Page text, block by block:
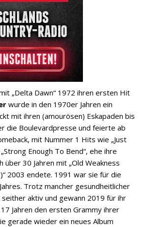
„Delta Dawn“ 1972 ihren ersten Hit
wurde in den 1970er Jahren ein
mit ihren (amourösen) Eskapaden bis
die Boulevardpresse und feierte ab
mit Nummer 1 Hits wie „Just
Enough To Bend“, ehe ihre
über 30 Jahren mit „Old Weakness
2003 endete. 1991 war sie für die
Trotz mancher gesundheitlicher
aktiv und gewann 2019 für ihr
Jahren den ersten Grammy ihrer
gerade wieder ein neues Album